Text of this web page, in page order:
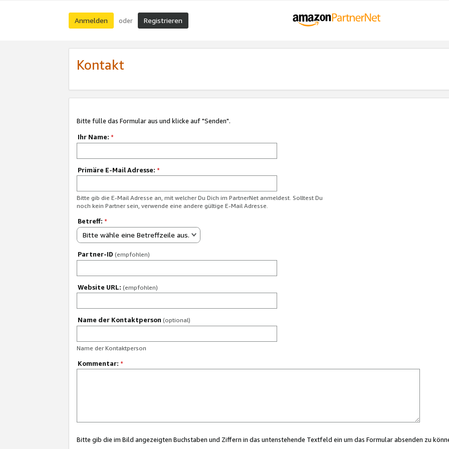
Anmelden oder Registrieren
Kontakt
Bitte fülle das Formular aus und klicke auf "Senden".
Ihr Name: *
Primäre E-Mail Adresse: *
Bitte gib die E-Mail Adresse an, mit welcher Du Dich im PartnerNet anmeldest. Solltest Du
noch kein Partner sein, verwende eine andere gültige E-Mail Adresse.
Betreff: *
Bitte wähle eine Betreffzeile aus.
Partner-ID (empfohlen)
Website URL: (empfohlen)
Name der Kontaktperson (optional)
Name der Kontaktperson
Kommentar: *
Bitte gib die im Bild angezeigten Buchstaben und Ziffern in das untenstehende Textfeld ein um das Formular absenden zu